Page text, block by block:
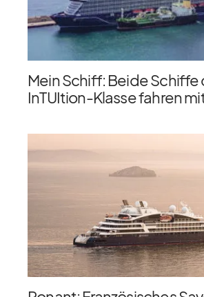
Mein Schiff: Beide Schiffe
InTUItion-Klasse fahren